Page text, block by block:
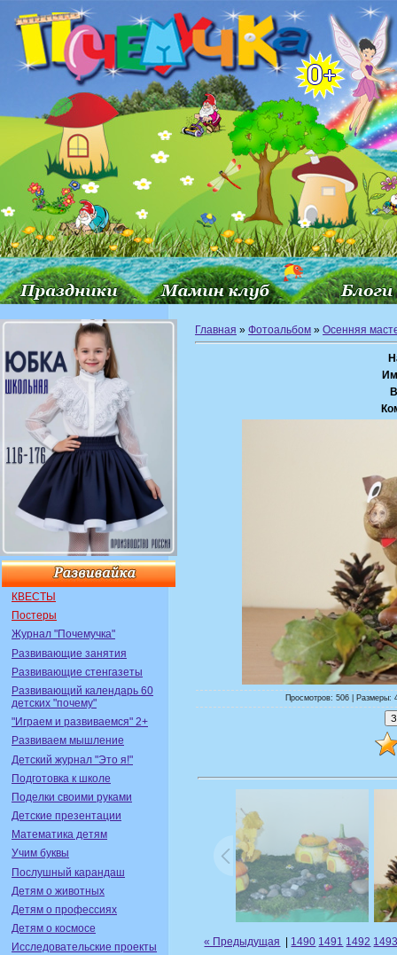
КВЕСТЫ
Постеры
Журнал "Почемучка"
Развивающие занятия
Развивающие стенгазеты
Развивающий календарь 60
детских "почему"
"Играем и развиваемся" 2+
Развиваем мышление
Детский журнал "Это я!"
Подготовка к школе
Поделки своими руками
Детские презентации
Математика детям
Учим буквы
Послушный карандаш
Детям о животных
Детям о профессиях
Детям о космосе
Исследовательские проекты
Главная » Фотоальбом » Осенняя
Просмотров: 506 | Размеры:
« Предыдущая 1490 1491 1492